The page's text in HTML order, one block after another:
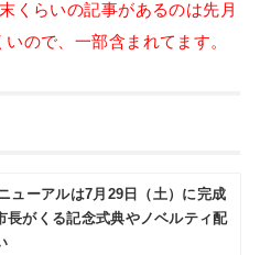
くらいの記事があるのは先月
ので、一部含まれてます。
ューアルは7月29日（土）に完成
長がくる記念式典やノベルティ配